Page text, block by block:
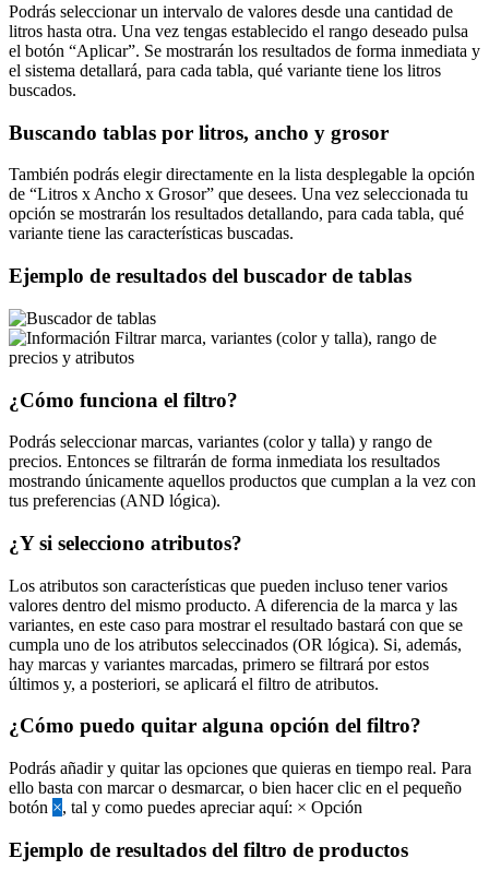
Podrás seleccionar un intervalo de valores desde una cantidad de
litros hasta otra. Una vez tengas establecido el rango deseado pulsa
el botón
Aplicar . Se mostrarán los resultados de forma inmediata y
el sistema detallará, para cada tabla, qué variante tiene los litros
buscados.
Buscando tablas por litros, ancho y grosor
También podrás elegir directamente en la lista desplegable la opción
de
Litros x Ancho x Grosor
que desees. Una vez seleccionada tu
opción se mostrarán los resultados detallando, para cada tabla, qué
variante tiene las características buscadas.
Ejemplo de resultados del buscador de tablas
Filtrar marca, variantes (color y talla), rango de
precios y atributos
¿Cómo funciona el filtro?
Podrás seleccionar marcas, variantes (color y talla) y rango de
precios. Entonces se filtrarán de forma inmediata los resultados
mostrando únicamente aquellos productos que cumplan a la vez con
tus preferencias (AND lógica).
¿Y si selecciono atributos?
Los atributos son características que pueden incluso tener varios
valores dentro del mismo producto. A diferencia de la marca y las
variantes, en este caso para mostrar el resultado bastará con que se
cumpla uno de los atributos seleccinados (OR lógica). Si, además,
hay marcas y variantes marcadas, primero se filtrará por estos
últimos y, a posteriori, se aplicará el filtro de atributos.
¿Cómo puedo quitar alguna opción del filtro?
Podrás añadir y quitar las opciones que quieras en tiempo real. Para
ello basta con marcar o desmarcar, o bien hacer clic en el pequeño
botón ×, tal y como puedes apreciar aquí: × Opción
Ejemplo de resultados del filtro de productos